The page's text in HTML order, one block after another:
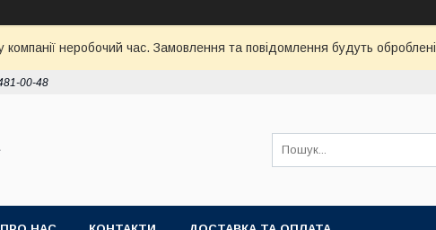
компанії неробочий час. Замовлення та повідомлення будуть
00-48